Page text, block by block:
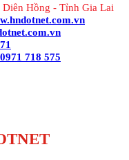
Hồng - Tỉnh Gia Lai
0971 718 575